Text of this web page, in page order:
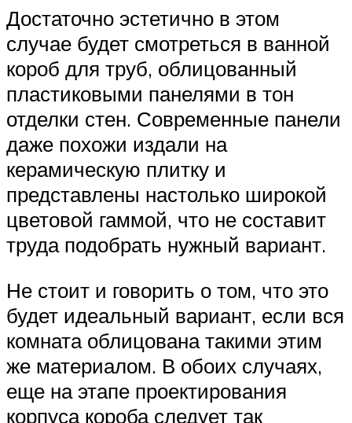
Достаточно эстетично в этом
случае будет смотреться в ванной
короб для труб, облицованный
пластиковыми панелями в тон
отделки стен. Современные панели
даже похожи издали на
керамическую плитку и
представлены настолько широкой
цветовой гаммой, что не составит
труда подобрать нужный вариант.
Не стоит и говорить о том, что это
будет идеальный вариант, если вся
комната облицована такими этим
же материалом. В обоих случаях,
еще на этапе проектирования
корпуса короба следует так